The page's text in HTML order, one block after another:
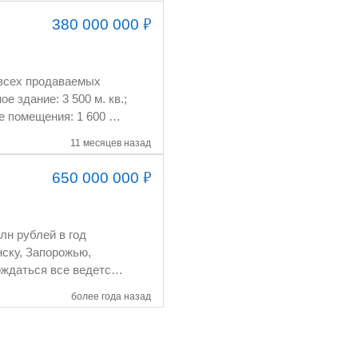
380 000 000₽
11 месяцев назад
650 000 000₽
более года назад